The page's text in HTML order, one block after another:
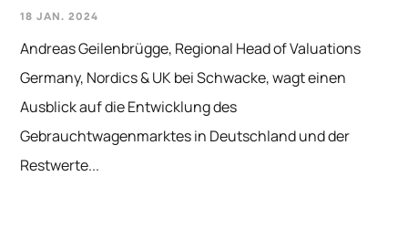
18 JAN. 2024
Andreas Geilenbrügge, Regional Head of Valuations
Germany, Nordics & UK bei Schwacke, wagt einen
Ausblick auf die Entwicklung des
Gebrauchtwagenmarktes in Deutschland und der
Restwerte...